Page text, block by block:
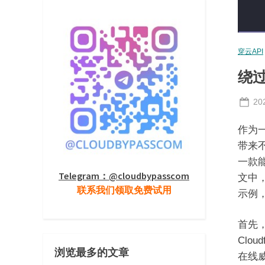
穿云API
绕
作为
带来
一款
文中
示例
首先
在线
Telegram：@cloudbypasscom
联系我们领取免费试用
浏览最多的文章